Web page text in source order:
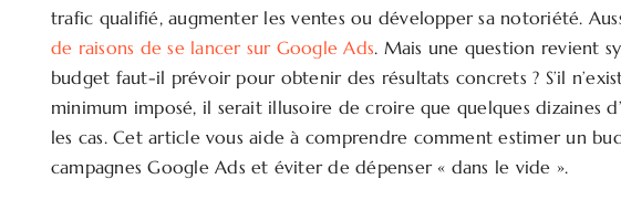
trafic qualifié, augmenter les ventes ou développer sa notoriété.
de raisons de se lancer sur Google Ads. Mais une question revient
budget faut-il prévoir pour obtenir des résultats concrets ? S’il
minimum imposé, il serait illusoire de croire que quelques dizaines
les cas. Cet article vous aide à comprendre comment estimer un
campagnes Google Ads et éviter de dépenser « dans le vide ».